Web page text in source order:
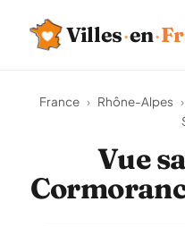
Villes·en·
France › Rhône-Alpes ›
Vue